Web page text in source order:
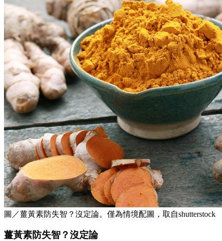
圖／薑黃素防失智？沒定論。僅為情境配圖，取自shutterstock
薑黃素防失智？沒定論